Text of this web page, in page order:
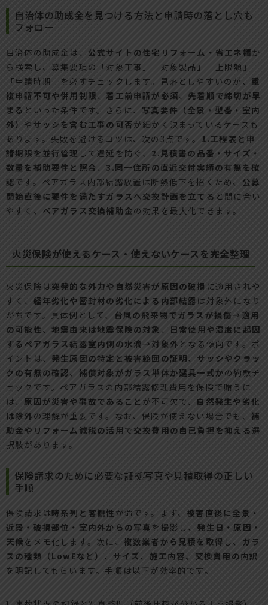
自治体の助成金を見つける方法と申請時の落とし穴も
フォロー
自治体の助成金は、 公式サイトの住宅リフォーム・省エネ欄か
ら検索し、募集要項の「対象工事」「対象製品」「上限額」
「申請時期」を必ずチェックします。見落としやすいのが、 重
複申請不可や併用制限、着工前申請が必須、 先着順で締切が早
まる といった条件です。さらに、 写真要件（全景・型番・室内
外） や サッシを含む工事の可否が細かく決まっているケースも
あります。失敗を避けるコツは、次の3点です。 1.工程表と申
請期限を並行管理 して遅延を防ぐ、 2.見積書の品番・サイズ・
数量を補助要件と照合、3.同一住所の直近交付実績の有無を確
認です。ペアガラス内部結露放置は断熱低下を招くため、 公募
開始直後に要件を満たすガラスへ交換計画を立てる と間に合い
やすく、 ペアガラス交換補助金の効果を最大化できます。
火災保険が使えるケース・使えないケースを完全整理
火災保険は突発的な外力や自然災害が原因の破損 に適用されや
すく、 経年劣化や密封材の劣化による内部結露 は対象外になり
がちです。具体例として、 台風の飛来物でガラスが損傷→適用
の可能性、地震由来は地震保険の対象 、
日常使用や湿度に起因
するペアガラス結露室内側の水滴→対象外 となる傾向です。ポ
イントは、 発生原因の特定と被害範囲の証明、 サッシやクラッ
クの有無の確認、 補償対象がガラス単体か建具一式かの約款チ
ェックです。ペアガラスの内部結露修理費用を保険で賄うに
は、 原因が災害や事故であること が不可欠で、 自然発生や劣化
は除外の理解が重要です。なお、保険が使えない場合でも、 補
助金やリフォーム減税の活用で 交換費用の自己負担を抑える選
択肢があります。
保険請求のために必要な証拠写真や見積取得の正しい
手順
保険請求は時系列と客観性 が命です。まず、被害直後に全景・
近景・破損部位・室内外からの写真 を撮影し、 発生日・原因・
天候をメモ化します。次に、 複数業者から見積を取得 し、 ガラ
スの種類（LowEなど）、サイズ、施工内容、交換費用の内訳
を明記してもらいます。手順は以下が効率的です。